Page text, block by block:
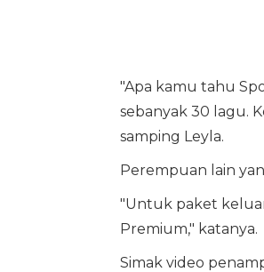
"Apa kamu tahu
sebanyak 30 lagu.
samping Leyla.
Perempuan lain
"Untuk paket
Premium," katanya.
Simak video